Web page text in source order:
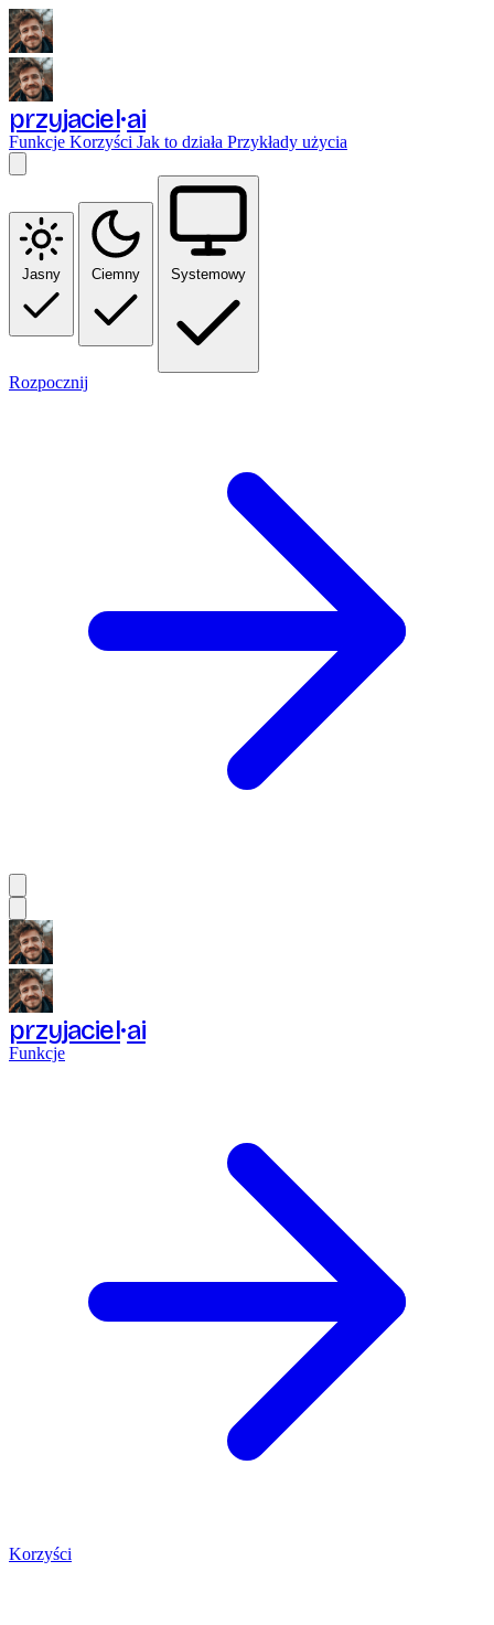
przyjaciel ai
Funkcje Korzyści Jak to działa Przykłady użycia
Jasny Ciemny Systemowy
Rozpocznij
przyjaciel ai
Funkcje
Korzyści